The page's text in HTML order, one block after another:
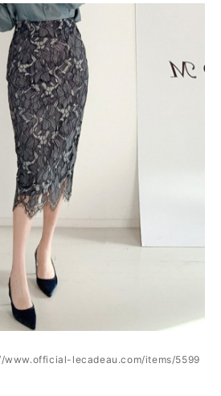
www.official-lecadeau.com/items/5599